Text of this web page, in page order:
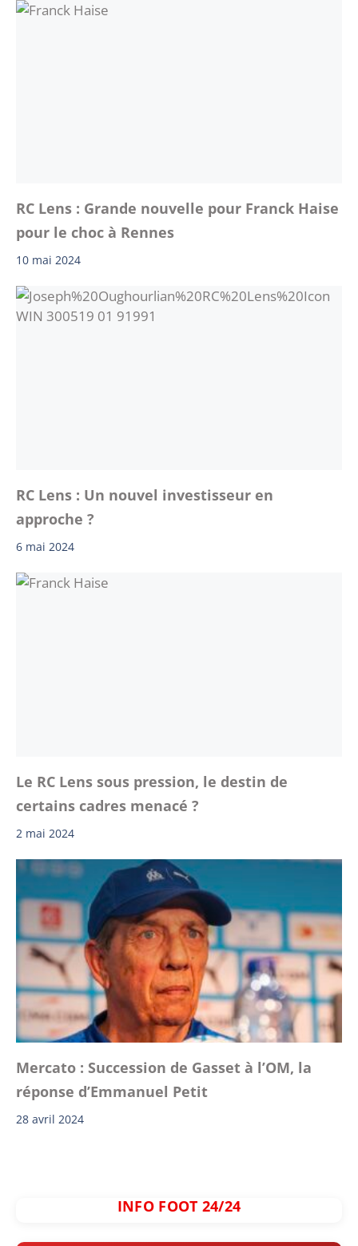
RC Lens : Grande nouvelle pour Franck Haise
pour le choc à Rennes
10 mai 2024
RC Lens : Un nouvel investisseur en
approche ?
6 mai 2024
Le RC Lens sous pression, le destin de
certains cadres menacé ?
2 mai 2024
Mercato : Succession de Gasset à l’OM, la
réponse d’Emmanuel Petit
28 avril 2024
INFO FOOT 24/24